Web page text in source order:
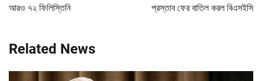
আরও ৭২ ফিলিস্তিনি
প্রস্তাব ফের বাতিল করল বিএসইসি
Related News